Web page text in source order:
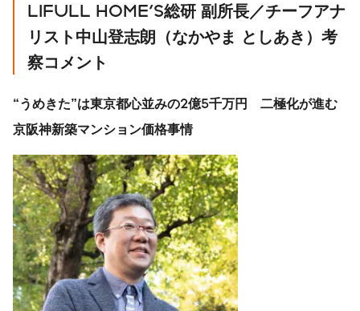
LIFULL HOME'S総研 副所長／チーフアナ
リスト中山登志朗（なかやま としあき）考
察コメント
“うめきた”は東京都心並みの2億5千万円 二極化が進む
京阪神新築マンション価格事情